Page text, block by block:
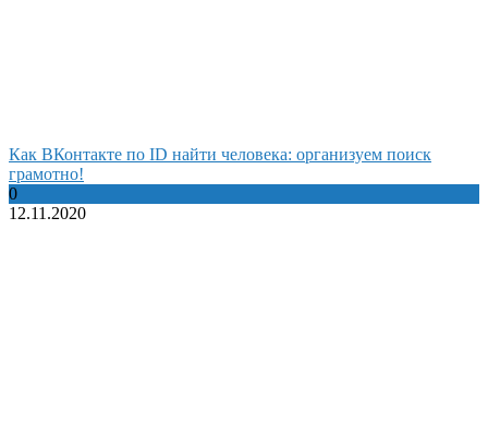
Как ВКонтакте по ID найти человека: организуем поиск
грамотно!
0
12.11.2020